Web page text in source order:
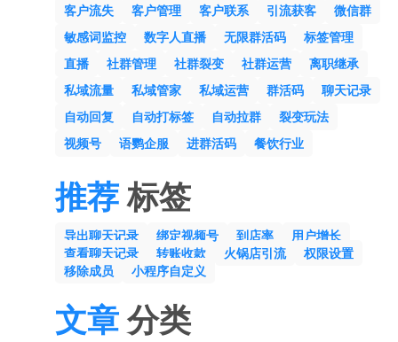
客户流失
客户管理 客户联系 引流获客
微信群
敏感词监控
数字人直播 无限群活码
标签管理
直播
社群管理 社群裂变 社群运营
离职继承
私域流量
私域管家 私域运营 群活码
聊天记录
自动回复
自动打标签 自动拉群
裂变玩法
视频号
语鹦企服 进群活码 餐饮行业
推荐标签
导出聊天记录 绑定视频号 到店率
用户增长
查看聊天记录
转账收款 火锅店引流
权限设置
移除成员
小程序自定义
文章分类